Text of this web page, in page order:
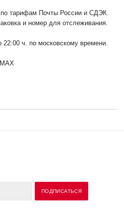
тарифам Почты России и СДЭК.
и номер для отслеживания.
ч. по московскому времени.